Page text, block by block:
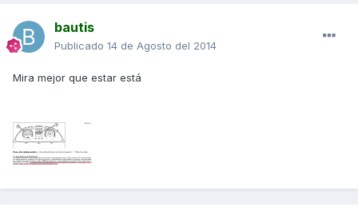
bautis
Publicado 14 de Agosto del 2014
Mira mejor que estar está